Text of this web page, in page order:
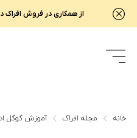
از همکاری در فروش افراک
خانه مجله افراک آموزش گوگل